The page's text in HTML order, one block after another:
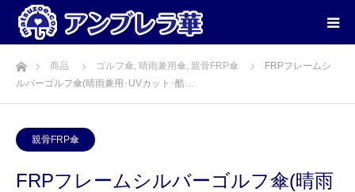
ホーム商品 ゴルフ傘, 晴雨兼用傘, 親骨FRP傘
FRPフレームシ
ルバーゴルフ傘(晴雨兼用･UVカット･酷…
親骨FRP傘
FRPフレームシルバーゴルフ傘(晴雨